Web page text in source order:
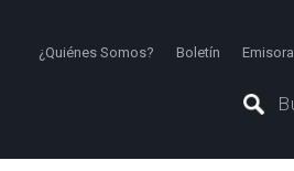
¿Quiénes Somos? Boletín